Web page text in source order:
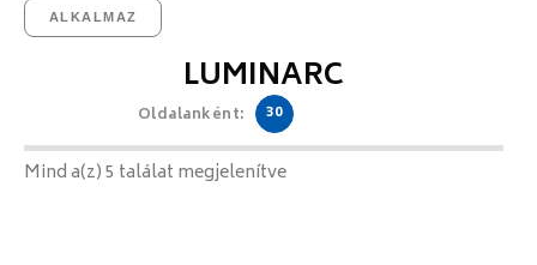
ALKALMAZ
LUMINARC
Oldalanként: 30
Mind a(z) 5 találat megjelenítve